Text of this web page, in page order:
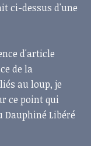
ci-dessus d'une
d'article
de la
au loup, je
ce point qui
Dauphiné Libéré